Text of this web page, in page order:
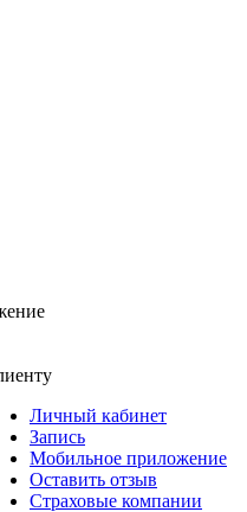
Личный кабинет
Запись
Мобильное приложение
Оставить отзыв
Страховые компании